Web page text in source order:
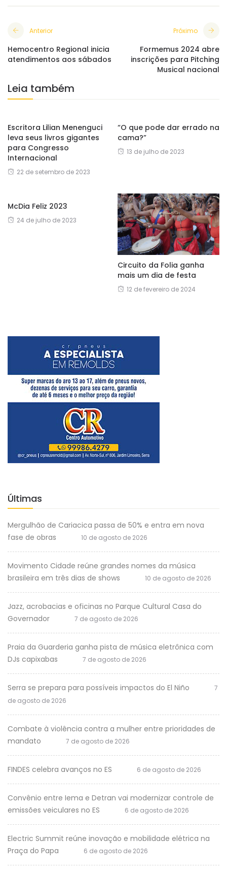
Anterior
Hemocentro Regional inicia
atendimentos aos sábados
Próximo
Formemus 2024 abre
inscrições para Pitching
Musical nacional
Leia também
Escritora Lilian Menenguci
leva seus livros gigantes
para Congresso
Internacional
22 de setembro de 2023
“O que pode dar errado na
cama?”
13 de julho de 2023
McDia Feliz 2023
24 de julho de 2023
Circuito da Folia ganha
mais um dia de festa
12 de fevereiro de 2024
Últimas
Mergulhão de Cariacica passa de 50% e entra em nova
fase de obras
10 de agosto de 2026
Movimento Cidade reúne grandes nomes da música
brasileira em três dias de shows
10 de agosto de 2026
Jazz, acrobacias e oficinas no Parque Cultural Casa do
Governador
7 de agosto de 2026
Praia da Guarderia ganha pista de música eletrônica com
DJs capixabas
7 de agosto de 2026
Serra se prepara para possíveis impactos do El Niño
7
de agosto de 2026
Combate à violência contra a mulher entre prioridades de
mandato
7 de agosto de 2026
FINDES celebra avanços no ES 6 de agosto de 2026
Convênio entre Iema e Detran vai modernizar controle de
emissões veiculares no ES
6 de agosto de 2026
Electric Summit reúne inovação e mobilidade elétrica na
Praça do Papa
6 de agosto de 2026